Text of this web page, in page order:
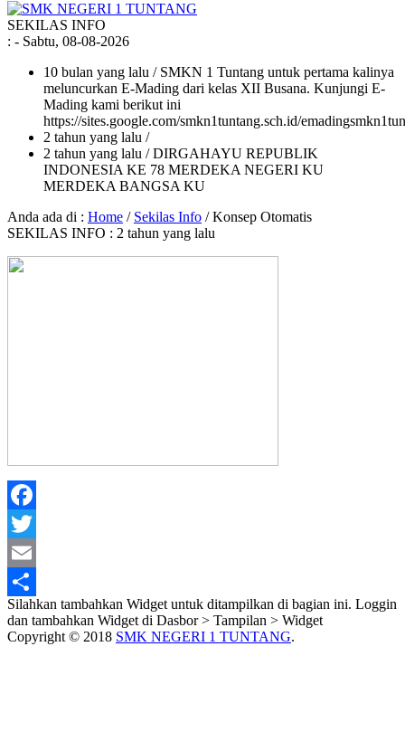
SEKILAS INFO
: - Sabtu, 08-08-2026
10 bulan yang lalu / SMKN 1 Tuntang untuk pertama kalinya
meluncurkan E-Mading dari kelas XII Busana. Kunjungi E-
Mading kami berikut ini
https://sites.google.com/smkn1tuntang.sch.id/
2 tahun yang lalu /
2 tahun yang lalu / DIRGAHAYU REPUBLIK
INDONESIA KE 78 MERDEKA NEGERI KU
MERDEKA BANGSA KU
Anda ada di : Home / Sekilas Info /Konsep Otomatis
SEKILAS INFO : 2 tahun yang lalu
Facebook
Twitter
Email
Share
Silahkan tambahkan Widget untuk ditampilkan di bagian ini. Loggin
dan tambahkan Widget di Dasbor > Tampilan > Widget
Copyright © 2018 SMK NEGERI 1 TUNTANG.